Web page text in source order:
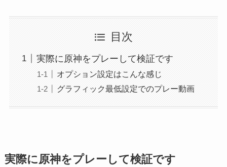
目次
実際に原神をプレーして検証です
オプション設定はこんな感じ
グラフィック最低設定でのプレー動画
実際に原神をプレーして検証です